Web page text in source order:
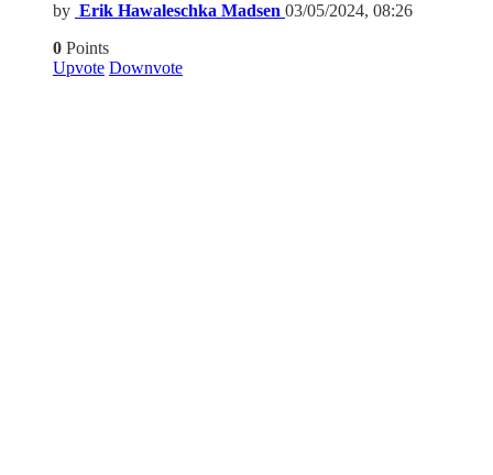
by Erik Hawaleschka Madsen 03/05/2024, 08:26
0 Points
Upvote Downvote